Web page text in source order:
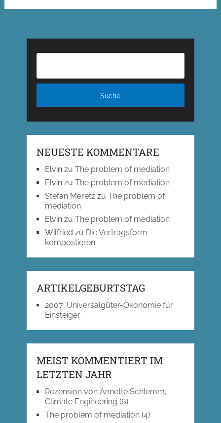
NEUESTE KOMMENTARE
Elvinzu The problem of mediation
Elvinzu The problem of mediation
Stefan Meretzzu The problem of
mediation
Elvinzu The problem of mediation
Wilfried zu Die Vertragsform
kompostieren
ARTIKELGEBURTSTAG
2007: Universalgüter-Ökonomie für
Einsteiger
MEIST KOMMENTIERT IM
LETZTEN JAHR
Rezension von Annette Schlemm,
Climate Engineering (6)
The problem of mediation(4)